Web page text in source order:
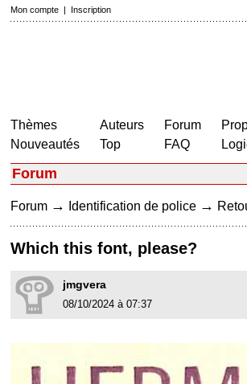
Mon compte | Inscription
Thèmes
Nouveautés
Auteurs
Top
Forum
FAQ
Forum
Forum → Identification de police →
Which this font, please?
jmgvera
08/10/2024 à 07:37